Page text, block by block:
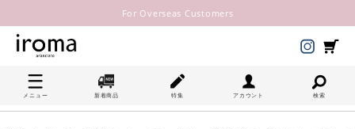
For Overseas Customers
メニュー 新着商品 特集 アカウント 検索